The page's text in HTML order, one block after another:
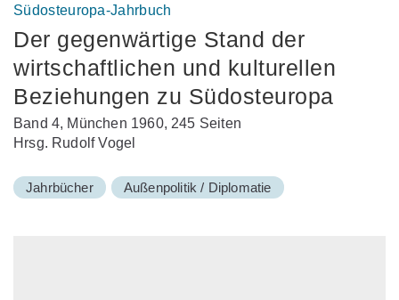
Südosteuropa-Jahrbuch
Der gegenwärtige Stand der
wirtschaftlichen und kulturellen
Beziehungen zu Südosteuropa
Band 4, München 1960, 245 Seiten
Hrsg. Rudolf Vogel
Jahrbücher Außenpolitik / Diplomatie